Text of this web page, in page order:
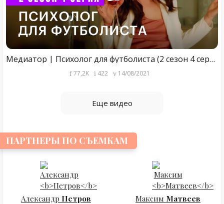
Медиатор | Психолог для футболиста (2 сезон 4 серия)
77,2K 422 14/08/2021
Еще видео
ПАРТНЕРЫ ПО СЪЕМКАМ
Александр Петров Максим Матвеев